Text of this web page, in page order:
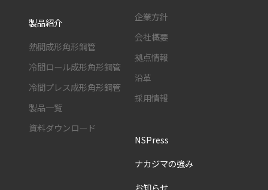
製品紹介
熱間成形角形鋼管
冷間ロール成形角形鋼管
冷間プレス成形角形鋼管
製品一覧
資料ダウンロード
企業方針
会社概要
拠点情報
沿革
採用情報
NSPress
ナカジマの強み
お知らせ